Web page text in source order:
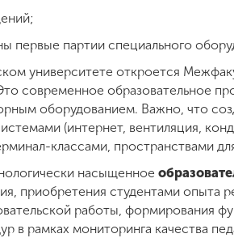
первые партии специального
университете откроется
современное образовательное
оборудованием. Важно, что
(интернет, вентиляция,
классами, пространствами
насыщенное
приобретения студентами
работы, формирования
в рамках мониторинга качества